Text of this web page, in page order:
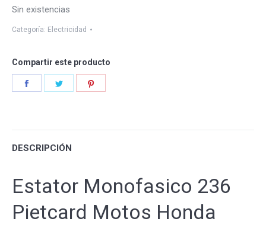
Sin existencias
Categoría: Electricidad
Compartir este producto
DESCRIPCIÓN
Estator Monofasico 236
Pietcard Motos Honda